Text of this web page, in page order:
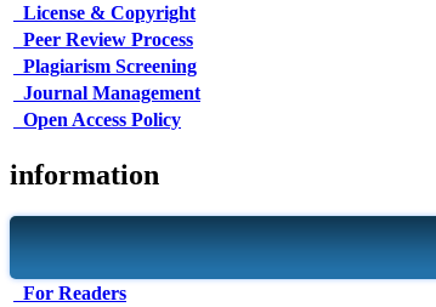
License & Copyright
Peer Review Process
Plagiarism Screening
Journal Management
Open Access Policy
information
For Readers